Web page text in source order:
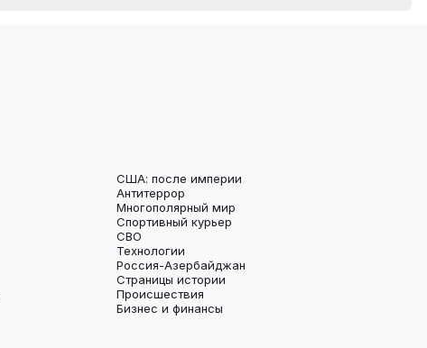
США: после империи
Антитеррор
Многополярный мир
Спортивный курьер
СВО
Технологии
Россия-Азербайджан
Страницы истории
Происшествия
Бизнес и финансы